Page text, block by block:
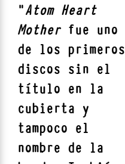
"Atom Heart
Motherfue uno
de los primeros
discos sin el
título en la
cubierta y
tampoco el
nombre de la